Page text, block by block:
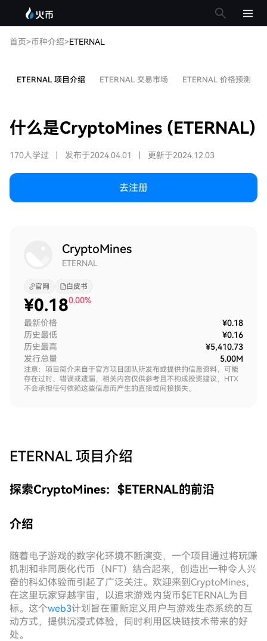
首页>币种介绍>ETERNAL
ETERNAL 项目介绍 ETERNAL 交易市场 ETERNAL 价格预测
什么是CryptoMines (ETERNAL)
170人学过 发布于2024.04.01 更新于2024.12.03
去注册
CryptoMines
ETERNAL
官网 白皮书
¥0.180.00%
最新价格
¥0.18
历史最低
¥0.16
历史最高
¥5,410.73
发行总量
5.00M
注意：项目简介来自于官方项目团队所发布或提供的信息资料，可能
存在过时、错误或遗漏，相关内容仅供参考且不构成投资建议，HTX
不会承担任何依赖这些信息而产生的直接或间接损失。
ETERNAL 项目介绍
探索CryptoMines：$ETERNAL的前沿
介绍
随着电子游戏的数字化环境不断演变，一个项目通过将玩赚
机制和非同质化代币（NFT）结合起来，创造出一种令人兴
奋的科幻体验而引起了广泛关注。欢迎来到CryptoMines，
在这里玩家穿越宇宙，以追求游戏内货币$ETERNAL为目
标。这个web3计划旨在重新定义用户与游戏生态系统的互
动方式，提供沉浸式体验，同时利用区块链技术带来的好
处。